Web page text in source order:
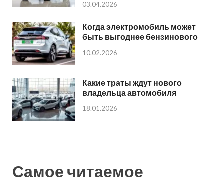
03.04.2026
Когда электромобиль может
быть выгоднее бензинового
10.02.2026
Какие траты ждут нового
владельца автомобиля
18.01.2026
Самое читаемое